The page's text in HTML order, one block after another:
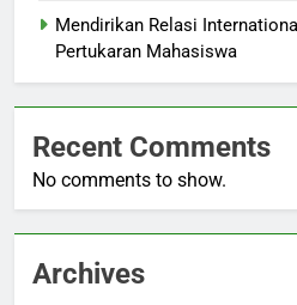
Mendirikan Relasi
Pertukaran Mahasiswa
Recent Comments
No comments to show.
Archives